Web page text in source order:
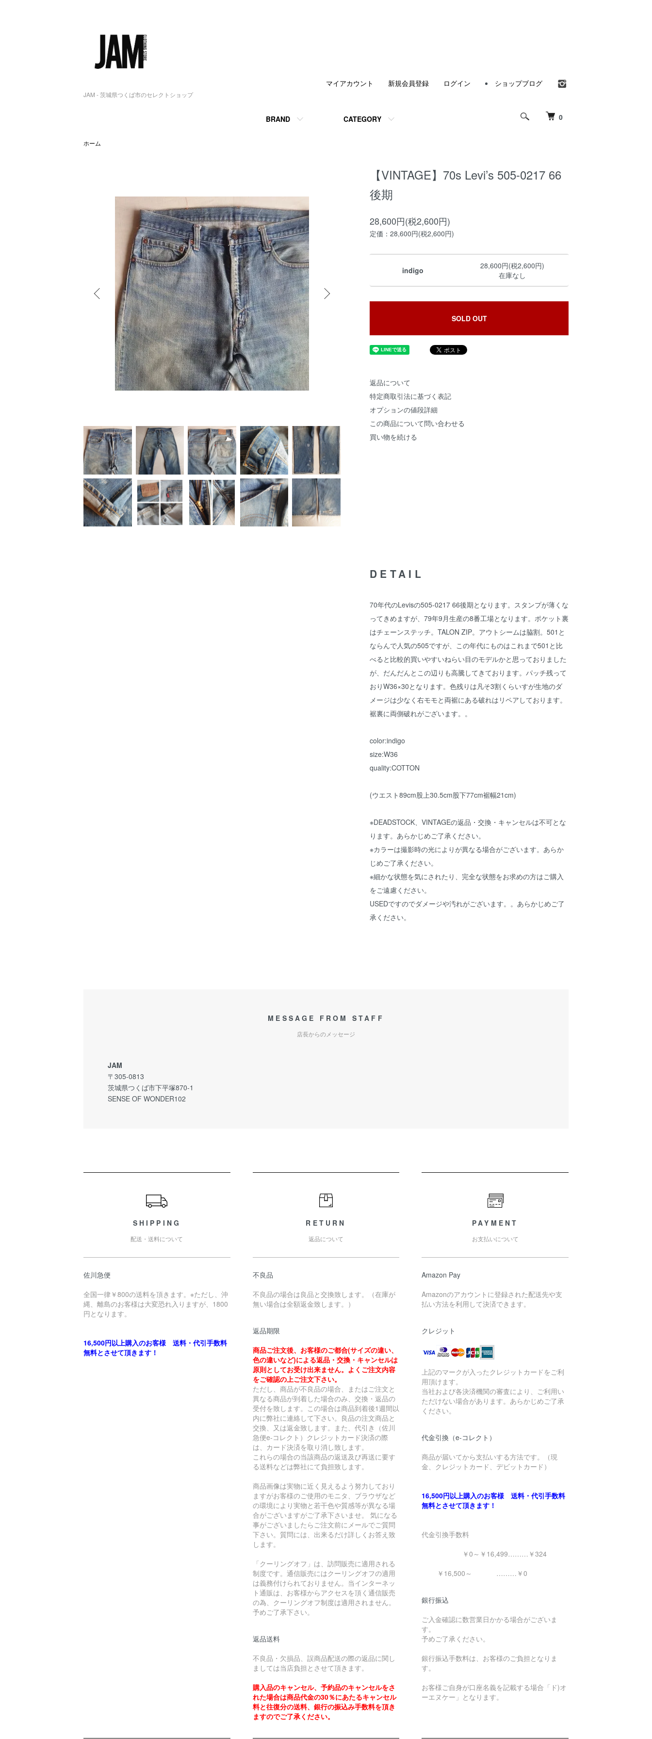
JAM - 茨城県つくば市のセレクトショップ
0
BRAND CATEGORY
マイアカウント 新規会員登録 ログイン ショップブログ
ホーム
【VINTAGE】70s Levi’s 505-0217 66
後期
28,600円(税2,600円)
定価：28,600円(税2,600円)
indigo
28,600円(税2,600円)
在庫なし
SOLD OUT
返品について
特定商取引法に基づく表記
オプションの値段詳細
この商品について問い合わせる
買い物を続ける
DETAIL
70年代のLevisの505-0217 66後期となります。スタンプが薄くな
ってきめますが、79年9月生産の8番工場となります。ポケット裏
はチェーンステッチ。TALON ZIP。アウトシームは脇割。501と
ならんで人気の505ですが、この年代にものはこれまで501と比
べると比較的買いやすいねらい目のモデルかと思っておりました
が、だんだんとこの辺りも高騰してきております。パッチ残って
おりW36×30となります。色残りは凡そ3割くらいすが生地のダ
メージは少なく右モモと両裾にある破れはリペアしております。
裾裏に両側破れがございます。。
color:indigo
size:W36
quality:COTTON
(ウエスト89cm股上30.5cm股下77cm裾幅21cm)
※DEADSTOCK、VINTAGEの返品・交換・キャンセルは不可とな
ります。あらかじめご了承ください。
※カラーは撮影時の光によりが異なる場合がございます。あらか
じめご了承ください。
※細かな状態を気にされたり、完全な状態をお求めの方はご購入
をご遠慮ください。
USEDですのでダメージや汚れがございます。。あらかじめご了
承ください。
MESSAGE FROM STAFF
店長からのメッセージ
JAM
〒305-0813
茨城県つくば市下平塚870-1
SENSE OF WONDER102
SHIPPING
配送・送料について
佐川急便
全国一律￥800の送料を頂きます。※ただし、沖
縄、離島のお客様は大変恐れ入りますが、1800
円となります。
16,500円以上購入のお客様 送料・代引手数料
無料とさせて頂きます！
RETURN
返品について
不良品
不良品の場合は良品と交換致します。（在庫が
無い場合は全額返金致します。）
返品期限
商品ご注文後、お客様のご都合(サイズの違い、
色の違いなど)による返品・交換・キャンセルは
原則としてお受け出来ません。よくご注文内容
をご確認の上ご注文下さい。
ただし、商品が不良品の場合、またはご注文と
異なる商品が到着した場合のみ、交換・返品の
受付を致します。この場合は商品到着後1週間以
内に弊社に連絡して下さい。良品の注文商品と
交換、又は返金致します。また、代引き（佐川
急便e-コレクト）クレジットカード決済の際
は、カード決済を取り消し致します。
これらの場合の当該商品の返送及び再送に要す
る送料などは弊社にて負担致します。
商品画像は実物に近く見えるよう努力しており
ますがお客様のご使用のモニタ、ブラウザなど
の環境により実物と若干色や質感等が異なる場
合がございますがご了承下さいませ。 気になる
事がございましたらご注文前にメールでご質問
下さい。質問には、出来るだけ詳しくお答え致
します。
「クーリングオフ」は、訪問販売に適用される
制度です。通信販売にはクーリングオフの適用
は義務付けられておりません。当インターネッ
ト通販は、お客様からアクセスを頂く通信販売
の為、クーリングオフ制度は適用されません。
予めご了承下さい。
返品送料
不良品・欠損品、誤商品配送の際の返品に関し
ましては当店負担とさせて頂きます。
購入品のキャンセル、予約品のキャンセルをさ
れた場合は商品代金の30％にあたるキャンセル
料と往復分の送料、銀行の振込み手数料を頂き
ますのでご了承ください。
PAYMENT
お支払いについて
Amazon Pay
Amazonのアカウントに登録された配送先や支
払い方法を利用して決済できます。
クレジット
上記のマークが入ったクレジットカードをご利
用頂けます。
当社および各決済機関の審査により、ご利用い
ただけない場合があります。あらかじめご了承
ください。
代金引換（e-コレクト）
商品が届いてから支払いする方法です。（現
金、クレジットカード、デビットカード）
16,500円以上購入のお客様 送料・代引手数料
無料とさせて頂きます！
代金引換手数料
￥0～￥16,499………￥324
￥16,500～ ………￥0
銀行振込
ご入金確認に数営業日かかる場合がございま
す。
予めご了承ください。
銀行振込手数料は、お客様のご負担となりま
す。
お客様ご自身が口座名義を記載する場合「ド)オ
ーエヌケー」となります。